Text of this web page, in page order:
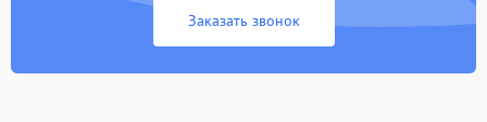
Заказать звонок